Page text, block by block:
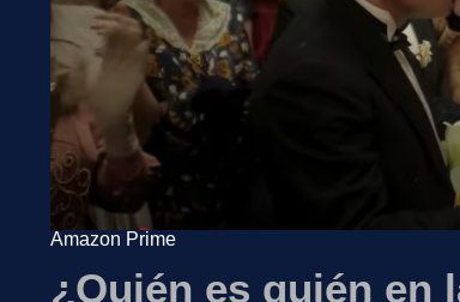
Amazon Prime
¿Quién es quién en